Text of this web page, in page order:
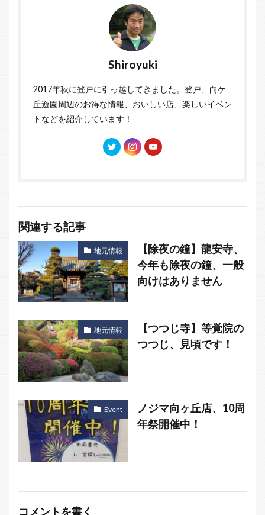
Shiroyuki
2017年秋に登戸に引っ越してきました。登戸、向ケ
丘遊園周辺のお得な情報、おいしい店、楽しいイベン
トなどを紹介しています！
関連する記事
地元情報
【除夜の鐘】龍安寺、
今年も除夜の鐘、一般
向けはありません
地元情報
【つつじ寺】等覚院の
つつじ、見頃です！
Event
ノジマ向ヶ丘店、10周
年祭開催中！
コメントを書く